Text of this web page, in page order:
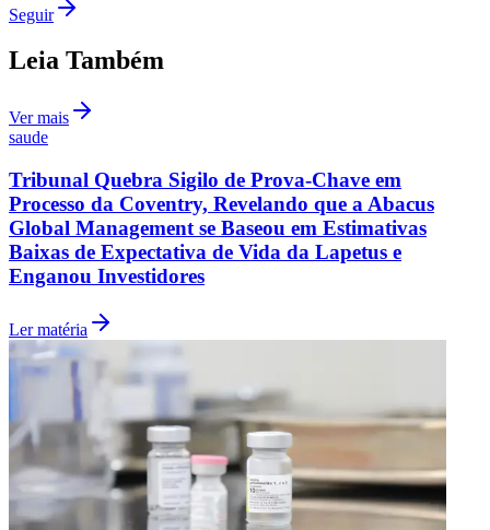
Fluminense
Seguir
Leia Também
Ver mais
saude
Tribunal Quebra Sigilo de Prova-Chave em
Processo da Coventry, Revelando que a Abacus
Global Management se Baseou em Estimativas
Baixas de Expectativa de Vida da Lapetus e
Enganou Investidores
Ler matéria